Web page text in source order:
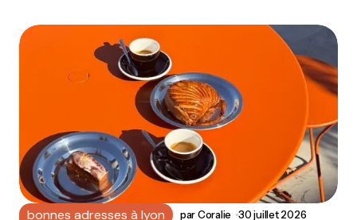
bonnes adresses à lyon parCoralie 30 juillet 2026